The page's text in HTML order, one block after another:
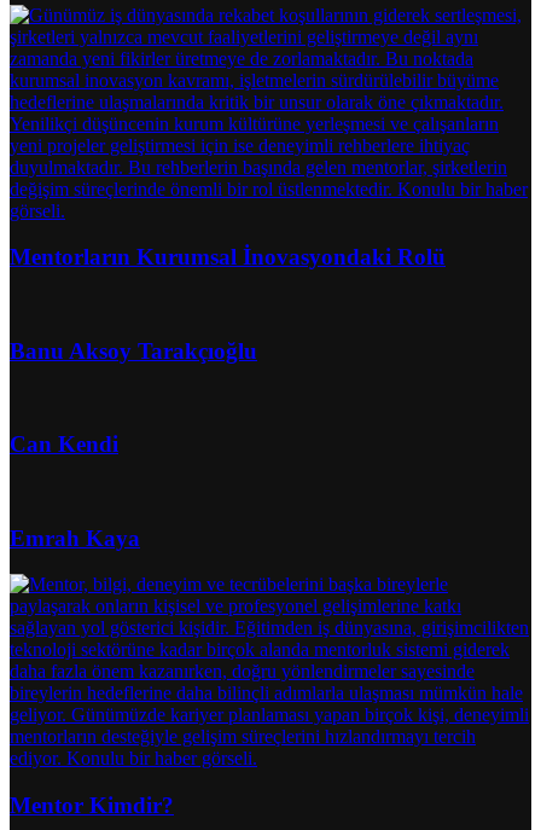
Mentorların Kurumsal İnovasyondaki Rolü
Banu Aksoy Tarakçıoğlu
Can Kendi
Emrah Kaya
Mentor Kimdir?